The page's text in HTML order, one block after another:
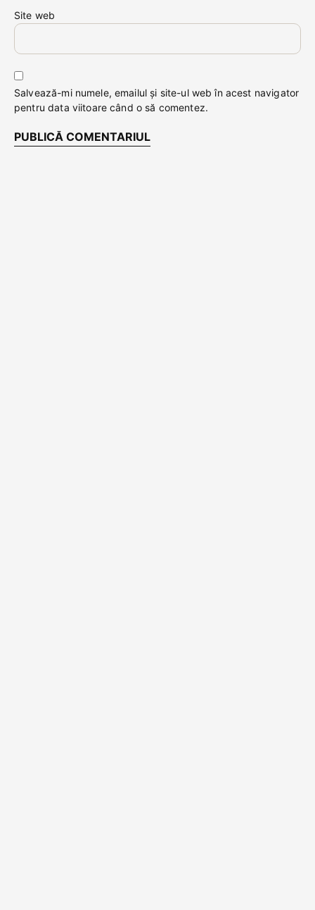
Site web
Salvează-mi numele, emailul și site-ul web în acest navigator
pentru data viitoare când o să comentez.